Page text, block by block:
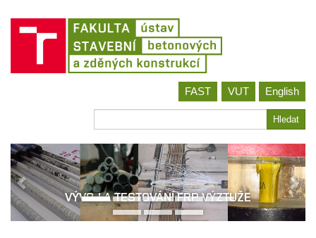
FAST VUT
English
Hledat
VÝVOJ A TESTOVÁNÍ FRP VÝZTUŽE